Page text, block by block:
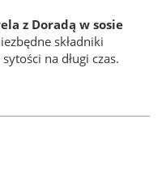
z Doradą w sosie
składniki
na długi czas.